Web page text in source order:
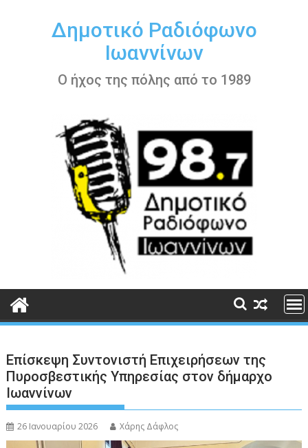
περιεχόμενοΔημοτικό Ραδιόφωνο
Ιωαννίνων
Ο ήχος της πόλης από το 1989
Επίσκεψη Συντονιστή Επιχειρήσεων της
Πυροσβεστικής Υπηρεσίας στον δήμαρχο
Ιωαννίνων
26 Ιανουαρίου 2026 Χάρης Δάφλος